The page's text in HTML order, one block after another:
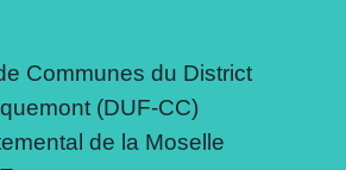
Communes du District
(DUF-CC)
de la Moselle